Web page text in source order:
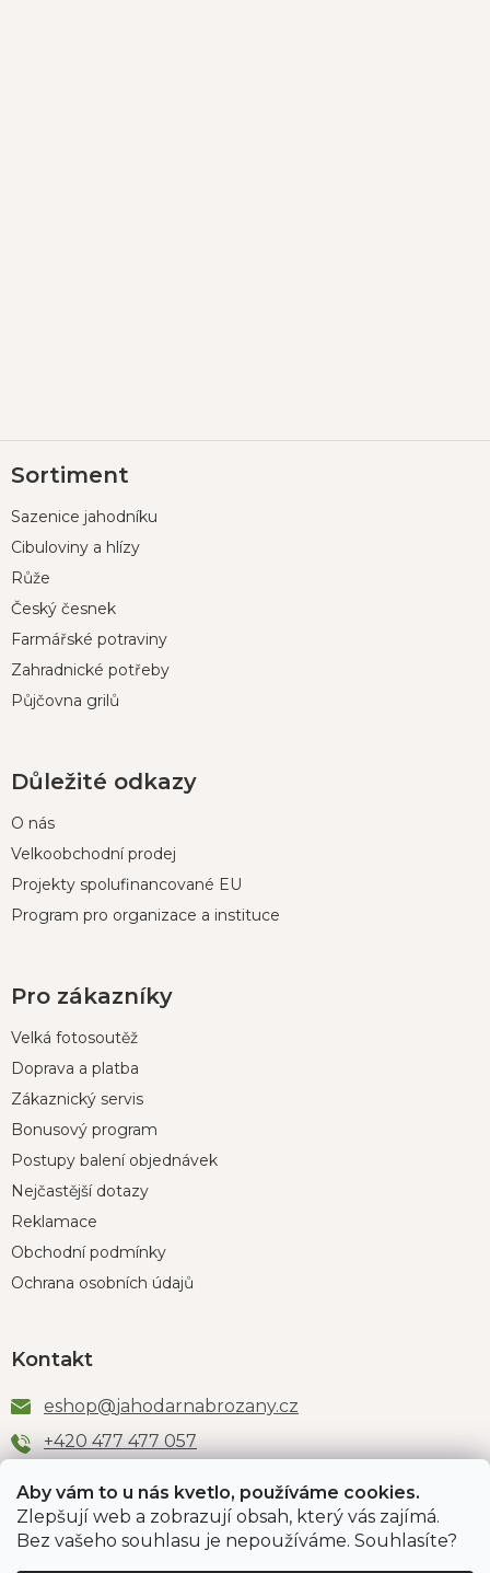
Aby vám to u nás kvetlo, používáme cookies.
Zlepšují web a zobrazují obsah, který vás zajímá.
Bez vašeho souhlasu je nepoužíváme. Souhlasíte?
á
a
Sortiment
Sazenice jahodníku
Cibuloviny a hlízy
Růže
Český česnek
Farmářské potraviny
Zahradnické potřeby
Půjčovna grilů
Důležité odkazy
O nás
Velkoobchodní prodej
Projekty spolufinancované EU
Program pro organizace a instituce
Pro zákazníky
Velká fotosoutěž
Doprava a platba
Zákaznický servis
Bonusový program
Postupy balení objednávek
Nejčastější dotazy
Reklamace
Obchodní podmínky
Ochrana osobních údajů
Kontakt
eshop@jahodarnabrozany.cz
+420 477 477 057
Odběr newsletteru